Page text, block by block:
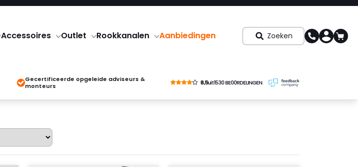
Accessoires Outlet Rookkanalen Aanbiedingen Zoeken
Gecertificeerde opgeleide adviseurs &
monteurs
8,5uit1530 BE00RDELINGEN